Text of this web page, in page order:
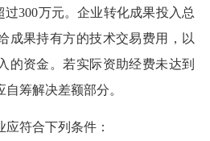
过300万元。企业转化成果投入总
成果持有方的技术交易费用，以
的资金。若实际资助经费未达到
筹解决差额部分。
符合下列条件：